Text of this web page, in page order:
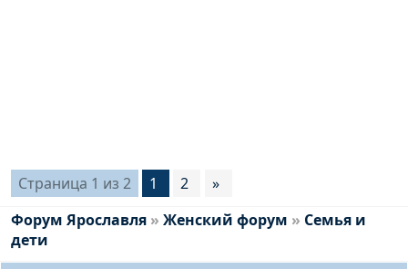
Страница 1 из 2 1 2
»
Форум Ярославля » Женский форум » Семья и
дети